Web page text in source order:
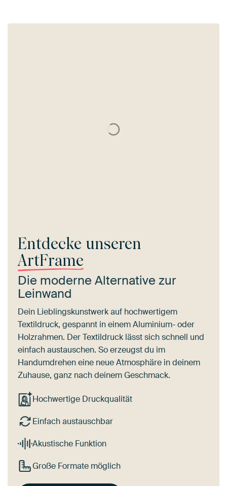
Entdecke unseren
ArtFrame
Die moderne Alternative zur
Leinwand
Dein Lieblingskunstwerk auf hochwertigem
Textildruck, gespannt in einem Aluminium- oder
Holzrahmen. Der Textildruck lässt sich schnell und
einfach austauschen. So erzeugst du im
Handumdrehen eine neue Atmosphäre in deinem
Zuhause, ganz nach deinem Geschmack.
Hochwertige Druckqualität
Einfach austauschbar
Akustische Funktion
Große Formate möglich